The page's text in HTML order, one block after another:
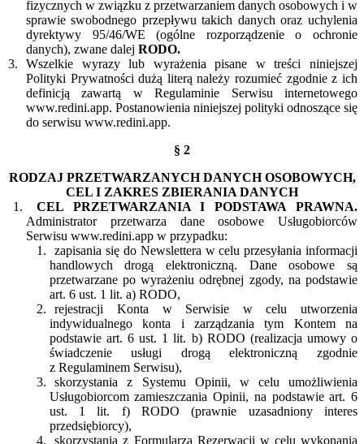
fizycznych w związku z przetwarzaniem danych osobowych i w
sprawie swobodnego przepływu takich danych oraz uchylenia
dyrektywy 95/46/WE (ogólne rozporządzenie o ochronie
danych), zwane dalej RODO.
Wszelkie wyrazy lub wyrażenia pisane w treści niniejszej
Polityki Prywatności dużą literą należy rozumieć zgodnie z ich
definicją zawartą w Regulaminie Serwisu internetowego
www.redini.app. Postanowienia niniejszej polityki odnoszące się
do serwisu www.redini.app.
§ 2
RODZAJ PRZETWARZANYCH DANYCH OSOBOWYCH,
CEL I ZAKRES ZBIERANIA DANYCH
CEL PRZETWARZANIA I PODSTAWA PRAWNA.
Administrator przetwarza dane osobowe Usługobiorców
Serwisu www.redini.app w przypadku:
zapisania się do Newslettera w celu przesyłania informacji
handlowych drogą elektroniczną. Dane osobowe są
przetwarzane po wyrażeniu odrębnej zgody, na podstawie
art. 6 ust. 1 lit. a) RODO,
rejestracji Konta w Serwisie w celu utworzenia
indywidualnego konta i zarządzania tym Kontem na
podstawie art. 6 ust. 1 lit. b) RODO (realizacja umowy o
świadczenie usługi drogą elektroniczną zgodnie
z Regulaminem Serwisu),
skorzystania z Systemu Opinii, w celu umożliwienia
Usługobiorcom zamieszczania Opinii, na podstawie art. 6
ust. 1 lit. f) RODO (prawnie uzasadniony interes
przedsiębiorcy),
skorzystania z Formularza Rezerwacji w celu wykonania